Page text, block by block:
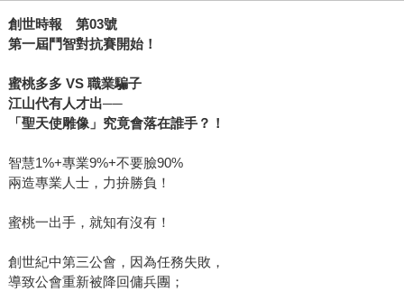
創世時報 第03號
第一屆鬥智對抗賽開始！
蜜桃多多 VS 職業騙子
江山代有人才出──
「聖天使雕像」究竟會落在誰手？！
智慧1%+專業9%+不要臉90%
兩造專業人士，力拚勝負！
蜜桃一出手，就知有沒有！
創世紀中第三公會，因為任務失敗，
導致公會重新被降回傭兵團；